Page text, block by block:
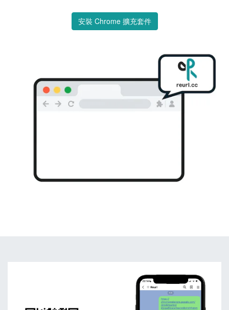
安裝 Chrome 擴充套件